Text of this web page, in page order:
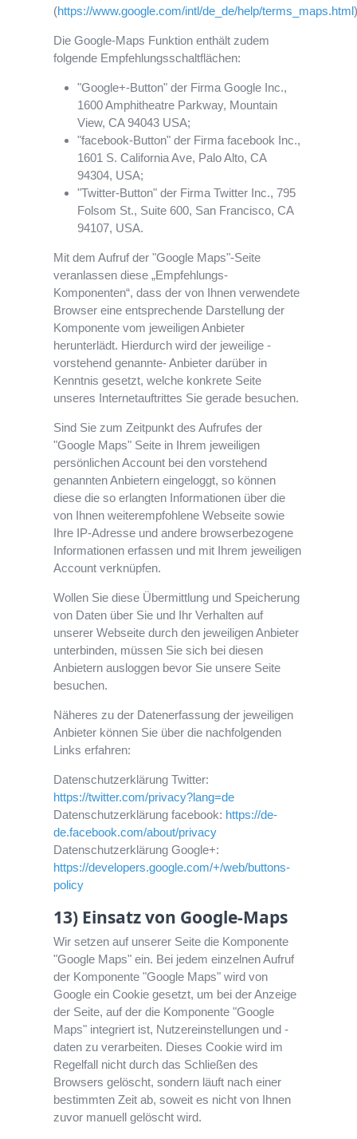
(https://www.google.com/intl/de_de/help/terms_maps.html
Die Google-Maps Funktion enthält zudem
folgende Empfehlungsschaltflächen:
"Google+-Button" der Firma Google Inc.,
1600 Amphitheatre Parkway, Mountain
View, CA 94043 USA;
"facebook-Button" der Firma facebook Inc.,
1601 S. California Ave, Palo Alto, CA
94304, USA;
"Twitter-Button" der Firma Twitter Inc., 795
Folsom St., Suite 600, San Francisco, CA
94107, USA.
Mit dem Aufruf der "Google Maps"-Seite
veranlassen diese „Empfehlungs-
Komponenten“, dass der von Ihnen verwendete
Browser eine entsprechende Darstellung der
Komponente vom jeweiligen Anbieter
herunterlädt. Hierdurch wird der jeweilige -
vorstehend genannte- Anbieter darüber in
Kenntnis gesetzt, welche konkrete Seite
unseres Internetauftrittes Sie gerade besuchen.
Sind Sie zum Zeitpunkt des Aufrufes der
"Google Maps" Seite in Ihrem jeweiligen
persönlichen Account bei den vorstehend
genannten Anbietern eingeloggt, so können
diese die so erlangten Informationen über die
von Ihnen weiterempfohlene Webseite sowie
Ihre IP-Adresse und andere browserbezogene
Informationen erfassen und mit Ihrem jeweiligen
Account verknüpfen.
Wollen Sie diese Übermittlung und Speicherung
von Daten über Sie und Ihr Verhalten auf
unserer Webseite durch den jeweiligen Anbieter
unterbinden, müssen Sie sich bei diesen
Anbietern ausloggen bevor Sie unsere Seite
besuchen.
Näheres zu der Datenerfassung der jeweiligen
Anbieter können Sie über die nachfolgenden
Links erfahren:
Datenschutzerklärung Twitter:
https://twitter.com/privacy?lang=de
Datenschutzerklärung facebook: https://de-
de.facebook.com/about/privacy
Datenschutzerklärung Google+:
https://developers.google.com/+/web/buttons-
policy
13) Einsatz von Google-Maps
Wir setzen auf unserer Seite die Komponente
"Google Maps" ein. Bei jedem einzelnen Aufruf
der Komponente "Google Maps" wird von
Google ein Cookie gesetzt, um bei der Anzeige
der Seite, auf der die Komponente "Google
Maps" integriert ist, Nutzereinstellungen und -
daten zu verarbeiten. Dieses Cookie wird im
Regelfall nicht durch das Schließen des
Browsers gelöscht, sondern läuft nach einer
bestimmten Zeit ab, soweit es nicht von Ihnen
zuvor manuell gelöscht wird.